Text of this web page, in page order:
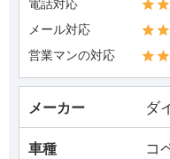
電話対応
メール対応
営業マンの対応
メーカー ダ
車種 コ